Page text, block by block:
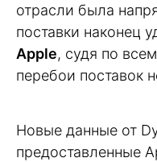
отрасли была
поставки наконец
Apple, судя по
перебои поставок
Новые данные от
предоставленные